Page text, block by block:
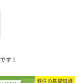
移住の基礎知識